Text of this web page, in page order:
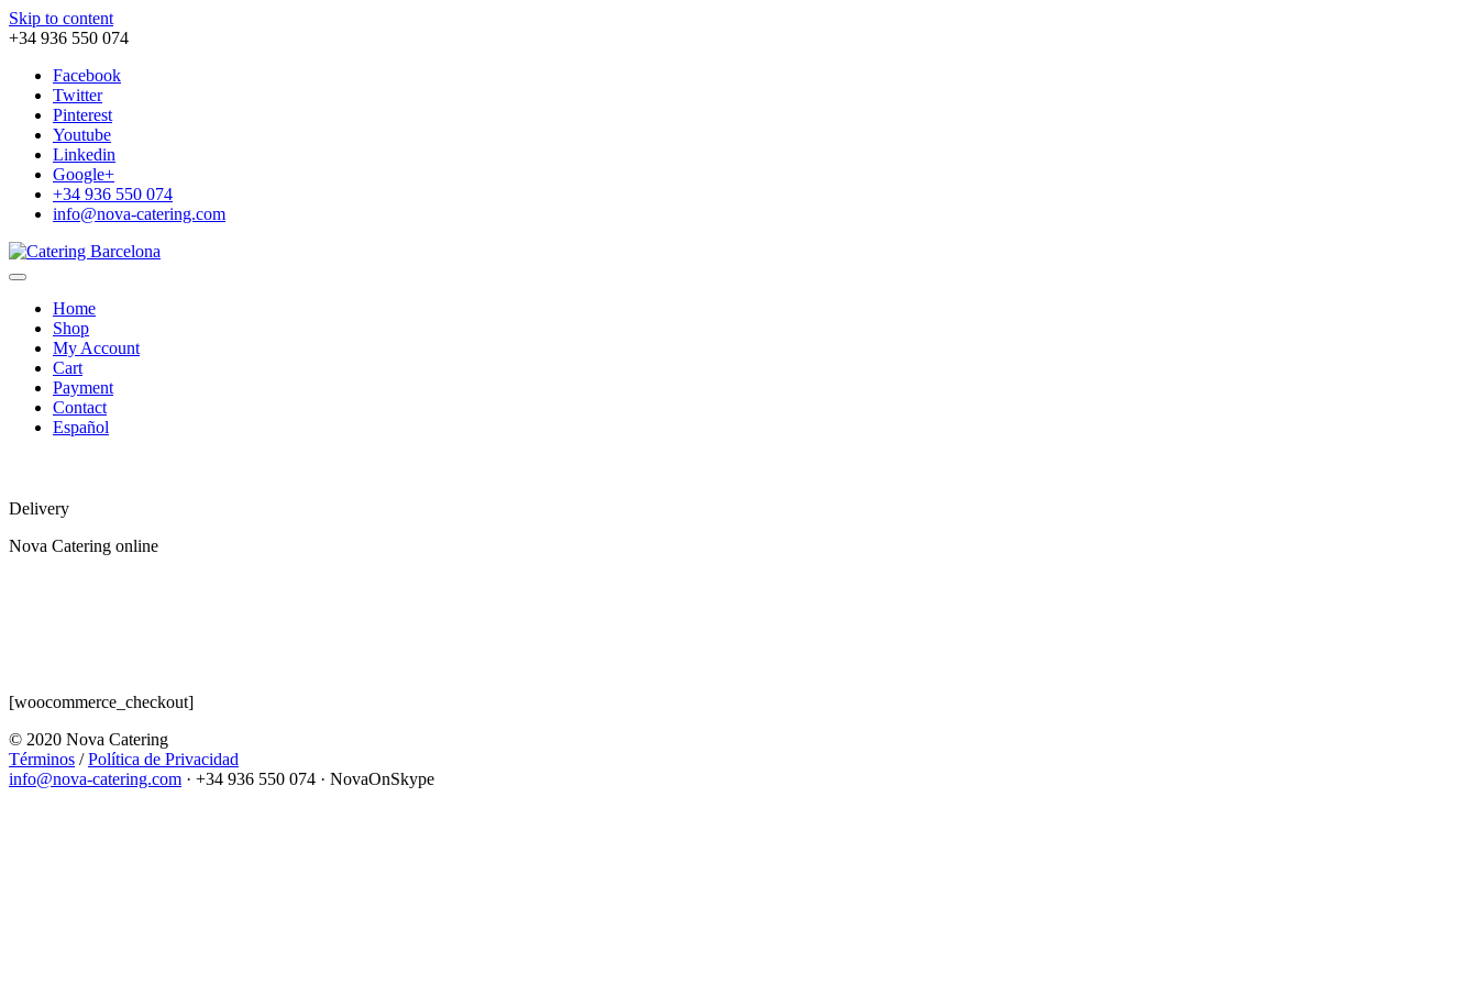
Skip to content
+34 936 550 074
Facebook
Twitter
Pinterest
Youtube
Linkedin
Google+
+34 936 550 074
info@nova-catering.com
Home
Shop
My Account
Cart
Payment
Contact
Español
Delivery
Nova Catering online
[woocommerce_checkout]
© 2020 Nova Catering
Términos /Política de Privacidad
info@nova-catering.com · +34 936 550 074 · NovaOnSkype